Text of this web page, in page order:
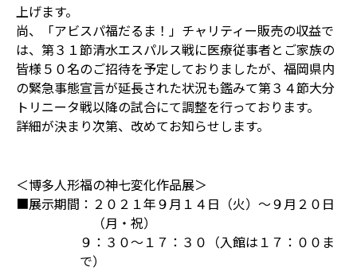
上げます。
尚、「アビスパ福だるま！」チャリティー販売の収益で
は、第３１節清水エスパルス戦に医療従事者とご家族の
皆様５０名のご招待を予定しておりましたが、福岡県内
の緊急事態宣言が延長された状況も鑑みて第３４節大分
トリニータ戦以降の試合にて調整を行っております。
詳細が決まり次第、改めてお知らせします。
＜博多人形福の神七変化作品展＞
■展示期間： ２０２１年９月１４日（火）～９月２０日
（月・祝）
９：３０～１７：３０（入館は１７：００ま
で）